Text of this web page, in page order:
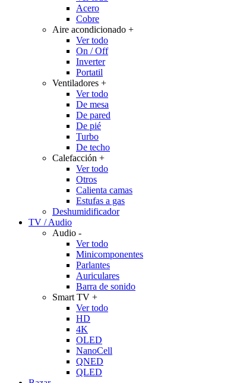
Acero
Cobre
Aire acondicionado +
Ver todo
On / Off
Inverter
Portatil
Ventiladores +
Ver todo
De mesa
De pared
De pié
Turbo
De techo
Calefacción +
Ver todo
Otros
Calienta camas
Estufas a gas
Deshumidificador
TV / Audio
Audio -
Ver todo
Minicomponentes
Parlantes
Auriculares
Barra de sonido
Smart TV +
Ver todo
HD
4K
OLED
NanoCell
QNED
QLED